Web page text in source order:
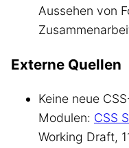
Aussehen von
Externe Quellen
Keine neue
Modulen: CSS
Working Draft,